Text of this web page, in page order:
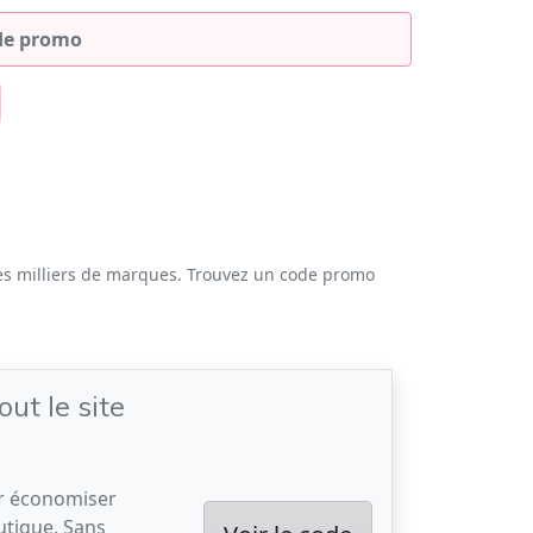
milliers de marques. Trouvez un code promo
le site
économiser
Sans